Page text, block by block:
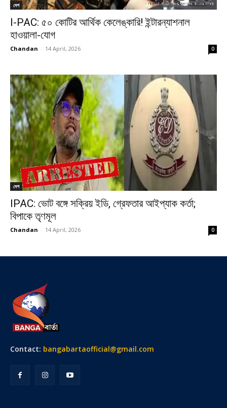
দেশ
I-PAC: ৫০ কোটির আর্থিক কেলেঙ্কারি! ইন্টারন্যাশনাল
হাওয়ালা-যোগ
Chandan - 14 April, 2026 0
দেশ
IPAC: ভোট বঙ্গে সক্রিয় ইডি, গ্রেফতার আইপ্যাক কর্তা;
বিপাকে তৃণমূল
Chandan - 14 April, 2026 0
Contact: bangabartaofficial@gmail.com